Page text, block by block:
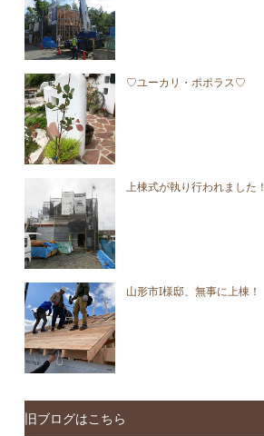
♡ユーカリ・ポポラス♡
上棟式が執り行われました！
山形市I様邸、無事に上棟！
旧ブログはこちら